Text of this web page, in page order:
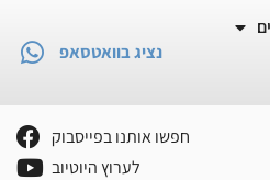
נציג בוואטסאפ
חפשו אותנו בפייסבוק
לערוץ היוטיוב